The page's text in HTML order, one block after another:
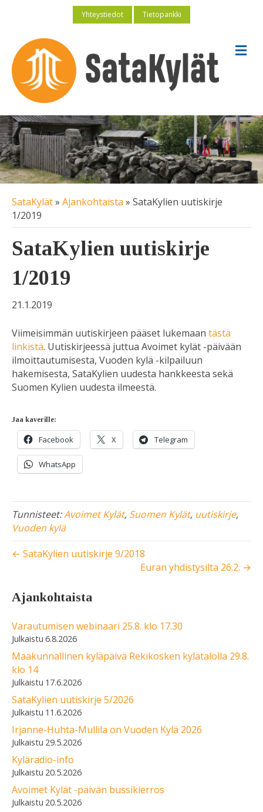
Yhteystiedot Tietopankki
V
a
o
SataKylät» Ajankohtaista » SataKylien uutiskirje
1/2019
SataKylien uutiskirje
1/2019
21.1.2019
Viimeisimmän uutiskirjeen pääset lukemaan tästä
linkistä. Uutiskirjeessä juttua Avoimet kylät -päivään
ilmoittautumisesta, Vuoden kylä -kilpailuun
hakemisesta, SataKylien uudesta hankkeesta sekä
Suomen Kylien uudesta ilmeestä.
Jaa kaverille:
Facebook X Telegram
WhatsApp
Tunnisteet:Avoimet Kylät, Suomen Kylät, uutiskirje,
Vuoden kylä
← SataKylien uutiskirje 9/2018
Euran yhdistysilta 26.2. →
Ajankohtaista
Varautumisen webinaari 25.8. klo 17.30
6.8.2026
Maakunnallinen kyläpäivä Rekikosken kylätalolla 29.8.
klo 14
17.6.2026
SataKylien uutiskirje 5/2026
11.6.2026
Irjanne-Huhta-Mullila on Vuoden Kylä 2026
29.5.2026
Kyläradio-info
20.5.2026
Avoimet Kylät -päivän bussikierros
20.5.2026